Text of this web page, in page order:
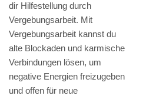
dir Hilfestellung durch
Vergebungsarbeit. Mit
Vergebungsarbeit kannst du
alte Blockaden und karmische
Verbindungen lösen, um
negative Energien freizugeben
und offen für neue